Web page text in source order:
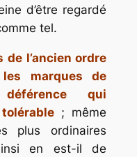
d’être regardé
tel.
l’ancien ordre
marques de
qui
; même
plus ordinaires
en est-il de